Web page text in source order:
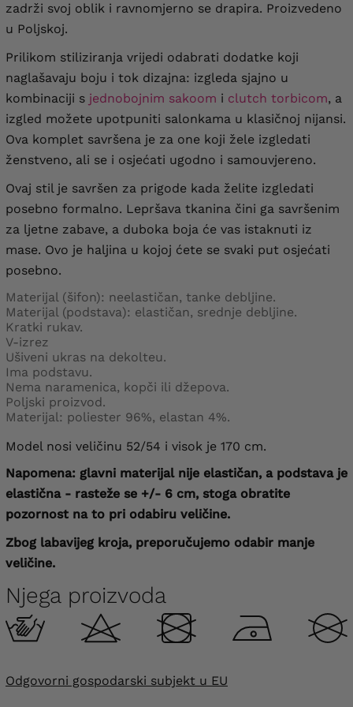
zadrži svoj oblik i ravnomjerno se drapira. Proizvedeno
u Poljskoj.
Prilikom stiliziranja vrijedi odabrati dodatke koji
naglašavaju boju i tok dizajna: izgleda sjajno u
kombinaciji s jednobojnim sakoom i clutch torbicom, a
izgled možete upotpuniti salonkama u klasičnoj nijansi.
Ova komplet savršena je za one koji žele izgledati
ženstveno, ali se i osjećati ugodno i samouvjereno.
Ovaj stil je savršen za prigode kada želite izgledati
posebno formalno. Lepršava tkanina čini ga savršenim
za ljetne zabave, a duboka boja će vas istaknuti iz
mase. Ovo je haljina u kojoj ćete se svaki put osjećati
posebno.
Materijal (šifon): neelastičan, tanke debljine.
Materijal (podstava): elastičan, srednje debljine.
Kratki rukav.
V-izrez
Ušiveni ukras na dekolteu.
Ima podstavu.
Nema naramenica, kopči ili džepova.
Poljski proizvod.
Materijal: poliester 96%, elastan 4%.
Model nosi veličinu 52/54 i visok je 170 cm.
Napomena: glavni materijal nije elastičan, a podstava je
elastična - rasteže se +/- 6 cm, stoga obratite
pozornost na to pri odabiru veličine.
Zbog labavijeg kroja, preporučujemo odabir manje
veličine.
Njega proizvoda
Odgovorni gospodarski subjekt u EU